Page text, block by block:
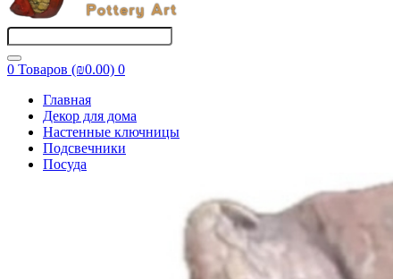
0 Товаров (₪0.00) 0
Главная
Декор для дома
Настенные ключницы
Подсвечники
Посуда